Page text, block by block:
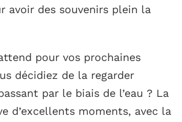
avoir des souvenirs plein la
pour vos prochaines
décidiez de la regarder
par le biais de l’eau ? La
d’excellents moments, avec la